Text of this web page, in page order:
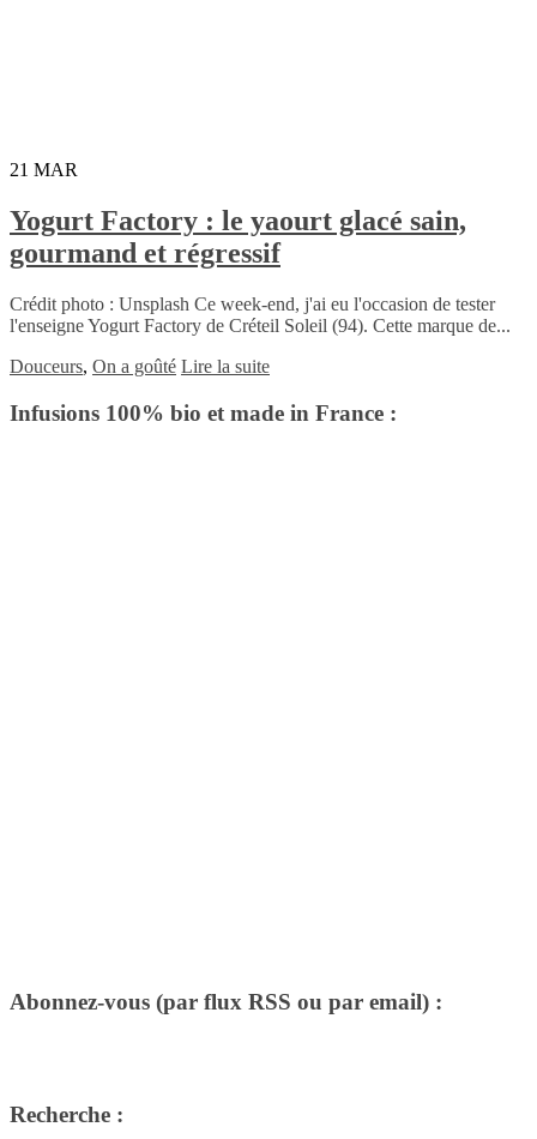
21 MAR
Yogurt Factory : le yaourt glacé sain,
gourmand et régressif
Crédit photo : Unsplash Ce week-end, j'ai eu l'occasion de tester
l'enseigne Yogurt Factory de Créteil Soleil (94). Cette marque de...
Douceurs, On a goûté Lire la suite
Infusions 100% bio et made in France :
Abonnez-vous (par flux RSS ou par email) :
Recherche :